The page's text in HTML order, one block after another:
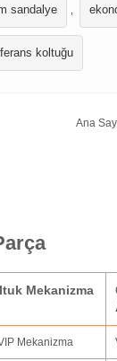
sandalye
koltuğu
Ana
Mekanizma
Mekanizma